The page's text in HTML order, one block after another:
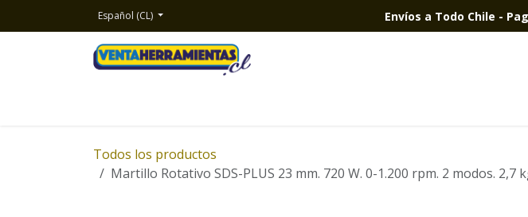
Español (CL) Envíos a Todo Chile -
Todos los productos
Martillo Rotativo SDS-PLUS 23 mm. 720 W. 0-1.200 rpm. 2 modos. 2,7